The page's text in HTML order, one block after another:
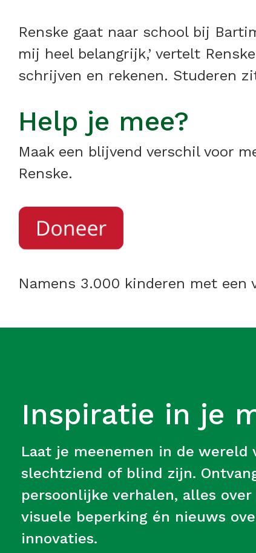
Renske gaat naar school bij
mij heel belangrijk,’ vertelt
schrijven en rekenen. Studeren
Help je mee?
Maak een blijvend verschil voor
Renske.
Namens 3.000 kinderen met een
Inspiratie in je
Laat je meenemen in de wereld
slechtziend of blind zijn.
persoonlijke verhalen, alles
visuele beperking én nieuws
innovaties.